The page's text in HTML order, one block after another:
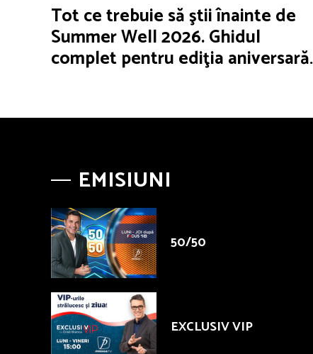
Tot ce trebuie să ştii înainte de
Summer Well 2026. Ghidul
complet pentru ediţia aniversară
EMISIUNI
50/50
EXCLUSIV VIP